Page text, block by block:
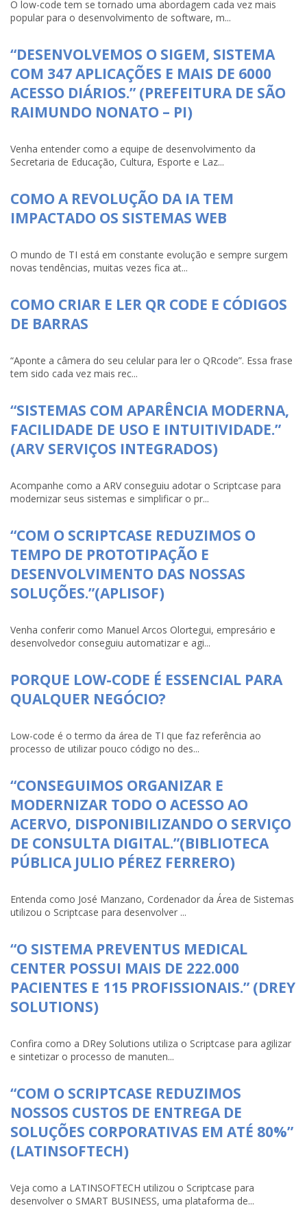
O low-code tem se tornado uma abordagem cada vez mais
popular para o desenvolvimento de software, m...
“DESENVOLVEMOS O SIGEM, SISTEMA
COM 347 APLICAÇÕES E MAIS DE 6000
ACESSO DIÁRIOS.” (PREFEITURA DE SÃO
RAIMUNDO NONATO – PI)
Venha entender como a equipe de desenvolvimento da
Secretaria de Educação, Cultura, Esporte e Laz...
COMO A REVOLUÇÃO DA IA TEM
IMPACTADO OS SISTEMAS WEB
O mundo de TI está em constante evolução e sempre surgem
novas tendências, muitas vezes fica at...
COMO CRIAR E LER QR CODE E CÓDIGOS
DE BARRAS
“Aponte a câmera do seu celular para ler o QRcode”. Essa frase
tem sido cada vez mais rec...
“SISTEMAS COM APARÊNCIA MODERNA,
FACILIDADE DE USO E INTUITIVIDADE.”
(ARV SERVIÇOS INTEGRADOS)
Acompanhe como a ARV conseguiu adotar o Scriptcase para
modernizar seus sistemas e simplificar o pr...
“COM O SCRIPTCASE REDUZIMOS O
TEMPO DE PROTOTIPAÇÃO E
DESENVOLVIMENTO DAS NOSSAS
SOLUÇÕES.”(APLISOF)
Venha conferir como Manuel Arcos Olortegui, empresário e
desenvolvedor conseguiu automatizar e agi...
PORQUE LOW-CODE É ESSENCIAL PARA
QUALQUER NEGÓCIO?
Low-code é o termo da área de TI que faz referência ao
processo de utilizar pouco código no des...
“CONSEGUIMOS ORGANIZAR E
MODERNIZAR TODO O ACESSO AO
ACERVO, DISPONIBILIZANDO O SERVIÇO
DE CONSULTA DIGITAL.”(BIBLIOTECA
PÚBLICA JULIO PÉREZ FERRERO)
Entenda como José Manzano, Cordenador da Área de Sistemas
utilizou o Scriptcase para desenvolver ...
“O SISTEMA PREVENTUS MEDICAL
CENTER POSSUI MAIS DE 222.000
PACIENTES E 115 PROFISSIONAIS.” (DREY
SOLUTIONS)
Confira como a DRey Solutions utiliza o Scriptcase para agilizar
e sintetizar o processo de manuten...
“COM O SCRIPTCASE REDUZIMOS
NOSSOS CUSTOS DE ENTREGA DE
SOLUÇÕES CORPORATIVAS EM ATÉ 80%”
(LATINSOFTECH)
Veja como a LATINSOFTECH utilizou o Scriptcase para
desenvolver o SMART BUSINESS, uma plataforma de...